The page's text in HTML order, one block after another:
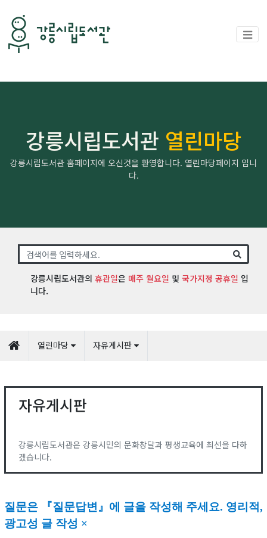
강릉시립도서관 열린마당
강릉시립도서관 홈페이지에 오신것을 환영합니다. 열린마당페이지 입니
다.
강릉시립도서관의 휴관일은 매주 월요일 및 국가지정 공휴일 입
니다.
열린마당 자유게시판
자유게시판
강릉시립도서관은 강릉시민의 문화창달과 평생교육에 최선을 다하
겠습니다.
질문은 『질문답변』 에 글을 작성해 주세요. 영리적,
광고성 글 작성 ×